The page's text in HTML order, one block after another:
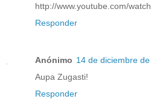
http://www.youtube.com/
Responder
Anónimo 14 de diciembre
Aupa Zugasti!
Responder